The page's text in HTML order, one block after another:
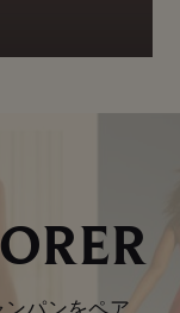
パンをペア